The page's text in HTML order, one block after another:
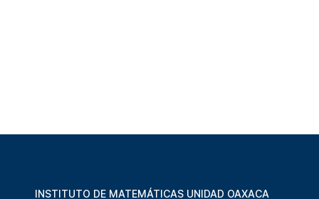
INSTITUTO DE MATEMÁTICAS UNIDAD OAXACA